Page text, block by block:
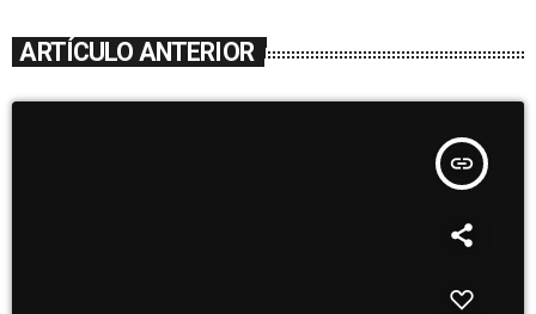
ARTÍCULO ANTERIOR
insert_link